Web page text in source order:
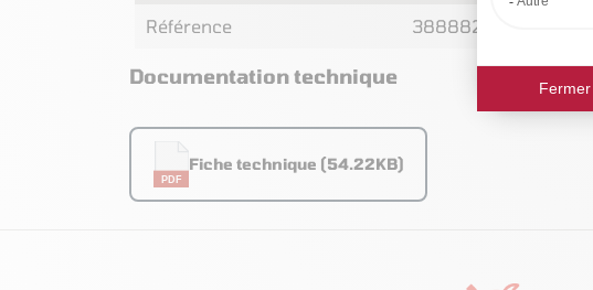
Référence 3888826
Documentation technique
PDF
Fiche technique (54.22KB)